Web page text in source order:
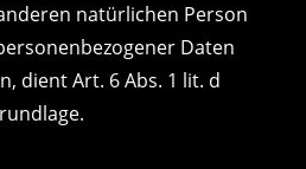
natürlichen Person
Daten
dient Art. 6 Abs. 1 lit. d